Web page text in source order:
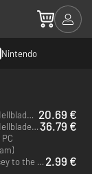
Nintendo
Senua's Saga: Hellblade II - PC (Steam) 20.69 €
Senua's Saga: Hellblade II - PC & Xbox Series X|S (Microsoft Store)36.79 €
Enslaved: Odyssey to the West Premium Edition - PC (Steam) - US 2.99 €